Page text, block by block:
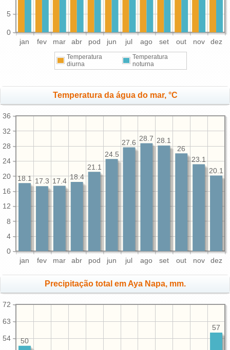
jan fev mar abr pod jun jul ago set out nov dez
0
5
Temperatura
diurna
Temperatura
noturna
Temperatura da água do mar, °C
jan fev mar abr pod jun jul ago set out nov dez
0
4
8
12
16
20
24
28
32
36
20.1
23.1
26
28.1
28.7
27.6
24.5
21.1
18.4
17.4
17.3
18.1
Precipitação total em Aya Napa, mm.
54
63
72
57
50